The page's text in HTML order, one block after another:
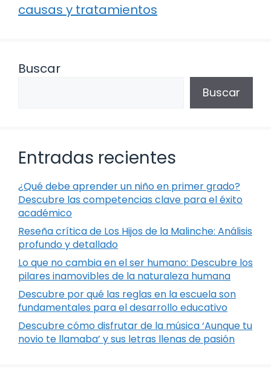
causas y tratamientos
Buscar
Buscar
Entradas recientes
¿Qué debe aprender un niño en primer grado?
Descubre las competencias clave para el éxito
académico
Reseña crítica de Los Hijos de la Malinche: Análisis
profundo y detallado
Lo que no cambia en el ser humano: Descubre los
pilares inamovibles de la naturaleza humana
Descubre por qué las reglas en la escuela son
fundamentales para el desarrollo educativo
Descubre cómo disfrutar de la música ‘Aunque tu
novio te llamaba’ y sus letras llenas de pasión